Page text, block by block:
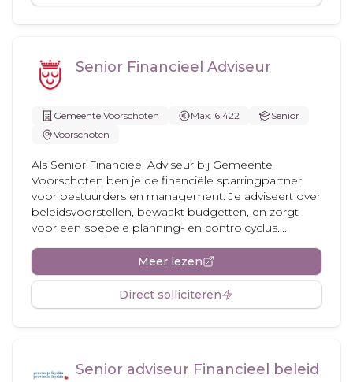
Senior Financieel Adviseur
Gemeente Voorschoten Max. 6.422
Senior
Voorschoten
Als Senior Financieel Adviseur bij Gemeente
Voorschoten ben je de financiële sparringpartner
voor bestuurders en management. Je adviseert over
beleidsvoorstellen, bewaakt budgetten, en zorgt
voor een soepele planning- en controlcyclus....
Meer lezen
Direct solliciteren
Senior adviseur Financieel beleid